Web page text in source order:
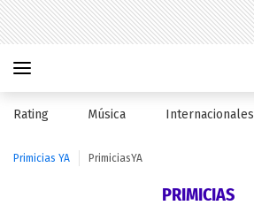
Rating Música Internacionales
Primicias YA PrimiciasYA
PRIMICIAS